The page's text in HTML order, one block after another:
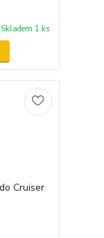
Skladem 1 ks